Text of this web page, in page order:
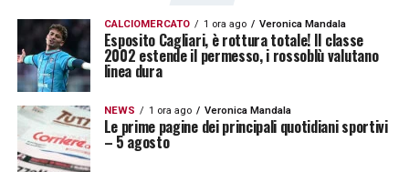
CALCIOMERCATO 1 ora ago Veronica Mandala
Esposito Cagliari, è rottura totale! Il classe
2002 estende il permesso, i rossoblù valutano
linea dura
NEWS 1 ora ago Veronica Mandala
Le prime pagine dei principali quotidiani sportivi
– 5 agosto